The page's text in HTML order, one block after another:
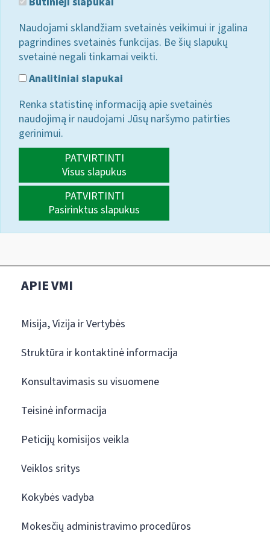
Naudojami sklandžiam svetainės veikimui ir įgalina
pagrindines svetainės funkcijas. Be šių slapukų
svetainė negali tinkamai veikti.
Analitiniai slapukai
Renka statistinę informaciją apie svetainės
naudojimą ir naudojami Jūsų naršymo patirties
gerinimui.
PATVIRTINTI
Visus slapukus
PATVIRTINTI
Pasirinktus slapukus
APIE VMI
Misija, Vizija ir Vertybės
Struktūra ir kontaktinė informacija
Konsultavimasis su visuomene
Teisinė informacija
Peticijų komisijos veikla
Veiklos sritys
Kokybės vadyba
Mokesčių administravimo procedūros